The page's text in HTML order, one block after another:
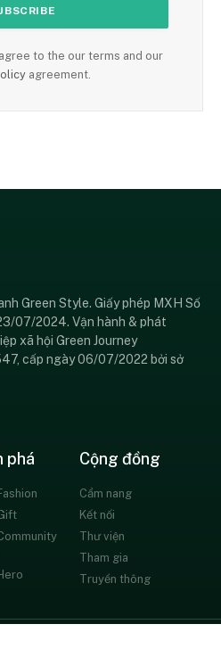
to the our terms and our
agreement.
Green Style. Giấy phép MXH Số
07/2024. Vận hành & phát
xã hội Green Journey
cấp ngày 06/07/2022 bởi sở
phá Cộng đồng
Cẩm nang
Kết nối
Thư viện
Tham gia
Truyền thông